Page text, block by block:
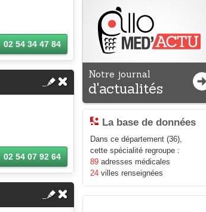
02 54 34 47 84
02 54 07 92 64
Notre journal
d'actualités
La base de données
Dans ce département (36),
cette spécialité regroupe :
89 adresses médicales
24 villes renseignées